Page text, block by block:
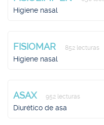
Higiene nasal
FISIOMAR 852 lecturas
Higiene nasal
ASAX 952 lecturas
Diurético de asa